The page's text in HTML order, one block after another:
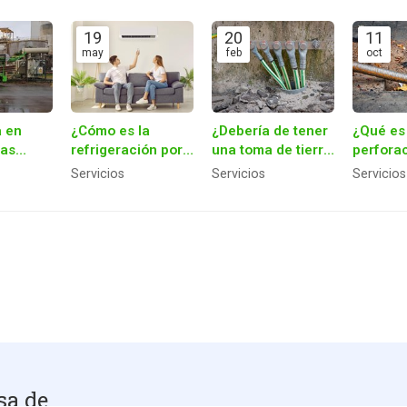
en
19
may
¿Cómo es la
refrigeración por
aerotermia?
Servicios
20
feb
¿Debería de tener
una toma de tierra
en mi casa?
Servicios
11
oct
¿Qué
Servicios
de